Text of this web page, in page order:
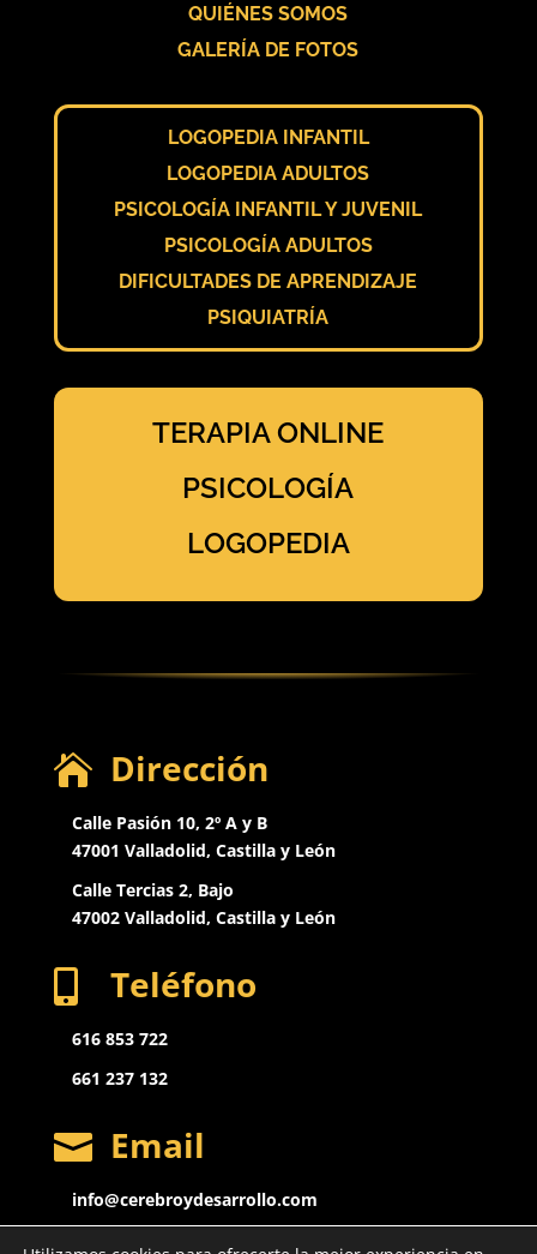
QUIÉNES SOMOS
GALERÍA DE FOTOS
LOGOPEDIA INFANTIL
LOGOPEDIA ADULTOS
PSICOLOGÍA INFANTIL Y JUVENIL
PSICOLOGÍA ADULTOS
DIFICULTADES DE APRENDIZAJE
PSIQUIATRÍA
TERAPIA ONLINE
PSICOLOGÍA
LOGOPEDIA
 Dirección
Calle Pasión 10, 2º A y B
47001 Valladolid, Castilla y León
Calle Tercias 2, Bajo
47002 Valladolid, Castilla y León
 Teléfono
616 853 722
661 237 132
 Email
info@cerebroydesarrollo.com